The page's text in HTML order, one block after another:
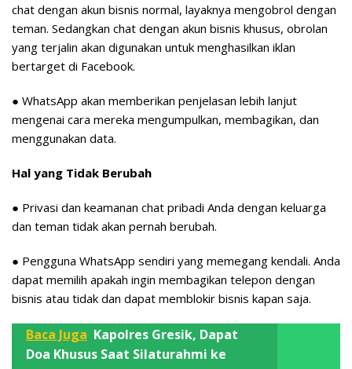
chat dengan akun bisnis normal, layaknya mengobrol dengan
teman. Sedangkan chat dengan akun bisnis khusus, obrolan
yang terjalin akan digunakan untuk menghasilkan iklan
bertarget di Facebook.
● WhatsApp akan memberikan penjelasan lebih lanjut
mengenai cara mereka mengumpulkan, membagikan, dan
menggunakan data.
Hal yang Tidak Berubah
● Privasi dan keamanan chat pribadi Anda dengan keluarga
dan teman tidak akan pernah berubah.
● Pengguna WhatsApp sendiri yang memegang kendali. Anda
dapat memilih apakah ingin membagikan telepon dengan
bisnis atau tidak dan dapat memblokir bisnis kapan saja.
Baca Juga Kapolres Gresik, Dapat
Doa Khusus Saat Silaturahmi ke